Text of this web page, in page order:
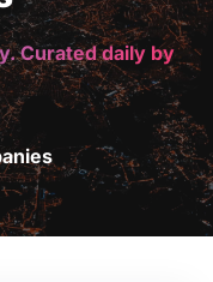
Curated daily by